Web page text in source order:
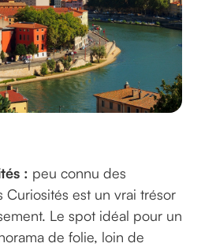
: peu connu des
Curiosités est un vrai trésor
Le spot idéal pour un
de folie, loin de